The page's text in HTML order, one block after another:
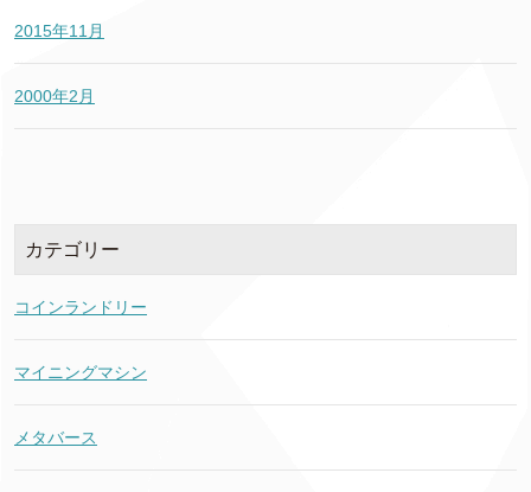
2015年11月
2000年2月
カテゴリー
コインランドリー
マイニングマシン
メタバース